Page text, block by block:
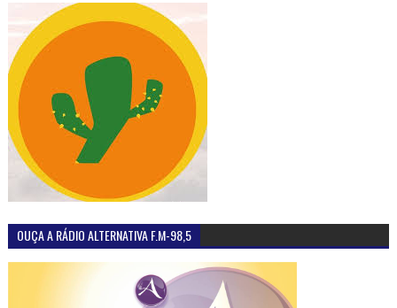
OUÇA A RÁDIO ALTERNATIVA F.M-98,5